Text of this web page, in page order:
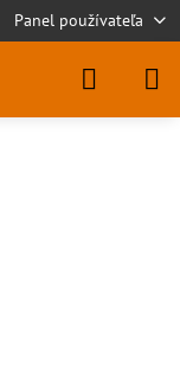
Panel používateľa